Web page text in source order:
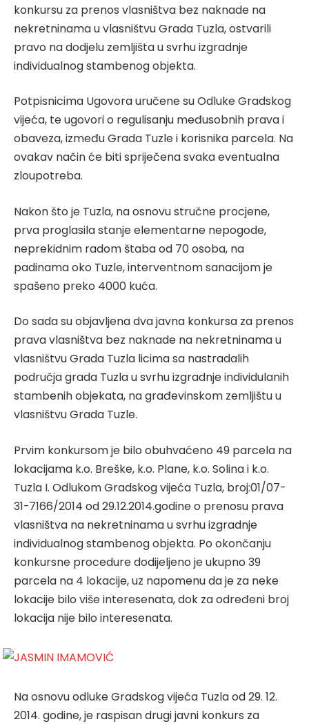
konkursu za prenos vlasništva bez naknade na
nekretninama u vlasništvu Grada Tuzla, ostvarili
pravo na dodjelu zemljišta u svrhu izgradnje
individualnog stambenog objekta.
Potpisnicima Ugovora uručene su Odluke Gradskog
vijeća, te ugovori o regulisanju međusobnih prava i
obaveza, između Grada Tuzle i korisnika parcela. Na
ovakav način će biti spriječena svaka eventualna
zloupotreba.
Nakon što je Tuzla, na osnovu stručne procjene,
prva proglasila stanje elementarne nepogode,
neprekidnim radom štaba od 70 osoba, na
padinama oko Tuzle, interventnom sanacijom je
spašeno preko 4000 kuća.
Do sada su objavljena dva javna konkursa za prenos
prava vlasništva bez naknade na nekretninama u
vlasništvu Grada Tuzla licima sa nastradalih
područja grada Tuzla u svrhu izgradnje individulanih
stambenih objekata, na građevinskom zemljištu u
vlasništvu Grada Tuzle.
Prvim konkursom je bilo obuhvaćeno 49 parcela na
lokacijama k.o. Breške, k.o. Plane, k.o. Solina i k.o.
Tuzla I. Odlukom Gradskog vijeća Tuzla, broj:01/07-
31-7166/2014 od 29.12.2014.godine o prenosu prava
vlasništva na nekretninama u svrhu izgradnje
individualnog stambenog objekta. Po okončanju
konkursne procedure dodijeljeno je ukupno 39
parcela na 4 lokacije, uz napomenu da je za neke
lokacije bilo više interesenata, dok za određeni broj
lokacija nije bilo interesenata.
Na osnovu odluke Gradskog vijeća Tuzla od 29. 12.
2014. godine, je raspisan drugi javni konkurs za